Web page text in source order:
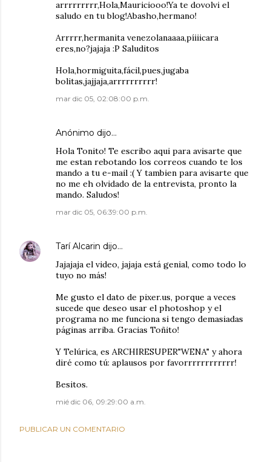
arrrrrrrrr,Hola,Mauriciooo!Ya te dovolvi el
saludo en tu blog!Abasho,hermano!
Arrrrr,hermanita venezolanaaaa,píiiicara
eres,no?jajaja :P Saluditos
Hola,hormiguita,fácil,pues,jugaba
bolitas,jajjaja,arrrrrrrrrr!
mar dic 05, 02:08:00 p.m.
Anónimo dijo…
Hola Tonito! Te escribo aqui para avisarte que
me estan rebotando los correos cuando te los
mando a tu e-mail :( Y tambien para avisarte que
no me eh olvidado de la entrevista, pronto la
mando. Saludos!
mar dic 05, 06:39:00 p.m.
Tarí Alcarin dijo…
Jajajaja el video, jajaja está genial, como todo lo
tuyo no más!
Me gusto el dato de pixer.us, porque a veces
sucede que deseo usar el photoshop y el
programa no me funciona si tengo demasiadas
páginas arriba. Gracias Toñito!
Y Telúrica, es ARCHIRESUPER"WENA" y ahora
diré como tú: aplausos por favorrrrrrrrrrrr!
Besitos.
mié dic 06, 09:29:00 a.m.
PUBLICAR UN COMENTARIO